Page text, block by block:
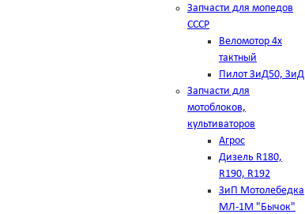
Запчасти для мопедов
СССР
Веломотор 4х
тактный
Пилот ЗиД50, ЗиД
Запчасти для
мотоблоков,
культиваторов
Агрос
Дизель R180,
R190, R192
ЗиП Мотолебедка
МЛ-1М "Бычок"